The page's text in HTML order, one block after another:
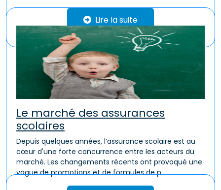
Lire la suite
Le marché des assurances
scolaires
Depuis quelques années, l’assurance scolaire est au
cœur d'une forte concurrence entre les acteurs du
marché. Les changements récents ont provoqué une
vague de promotions et de formules de p ...